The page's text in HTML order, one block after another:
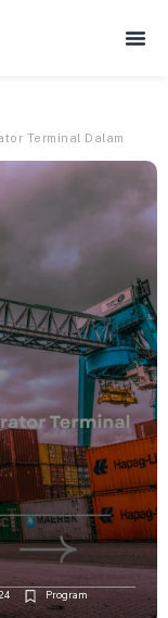
Terminal Dalam
Program